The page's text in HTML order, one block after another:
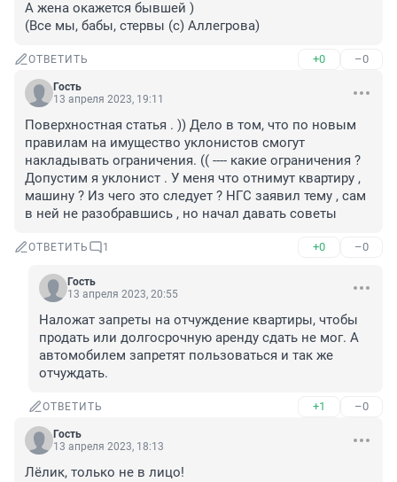
А жена окажется бывшей )
(Все мы, бабы, стервы (с) Аллегрова)
ОТВЕТИТЬ +0 –0
Гость
13 апреля 2023, 19:11
Поверхностная статья . )) Дело в том, что по новым
правилам на имущество уклонистов смогут
накладывать ограничения. (( ---- какие ограничения ?
Допустим я уклонист . У меня что отнимут квартиру ,
машину ? Из чего это следует ? НГС заявил тему , сам
в ней не разобравшись , но начал давать советы
ОТВЕТИТЬ 1 +0 –0
Гость
13 апреля 2023, 20:55
Наложат запреты на отчуждение квартиры, чтобы
продать или долгосрочную аренду сдать не мог. А
автомобилем запретят пользоваться и так же
отчуждать.
ОТВЕТИТЬ +1 –0
Гость
13 апреля 2023, 18:13
Лёлик, только не в лицо!